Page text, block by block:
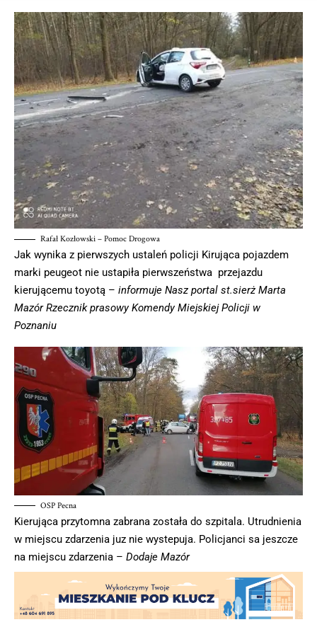
Rafał Kozłowski – Pomoc Drogowa
Jak wynika z pierwszych ustaleń policji Kirująca pojazdem
marki peugeot nie ustapiła pierwszeństwa przejazdu
kierującemu toyotą – informuje Nasz portal st.sierż Marta
Mazór Rzecznik prasowy Komendy Miejskiej Policji w
Poznaniu
OSP Pecna
Kierująca przytomna zabrana została do szpitala. Utrudnienia
w miejscu zdarzenia juz nie wystepuja. Policjanci sa jeszcze
na miejscu zdarzenia – Dodaje Mazór